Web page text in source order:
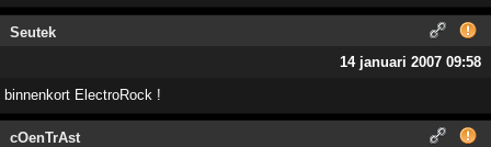
Seutek
14 januari 2007 09:58
binnenkort ElectroRock !
cOenTrAst